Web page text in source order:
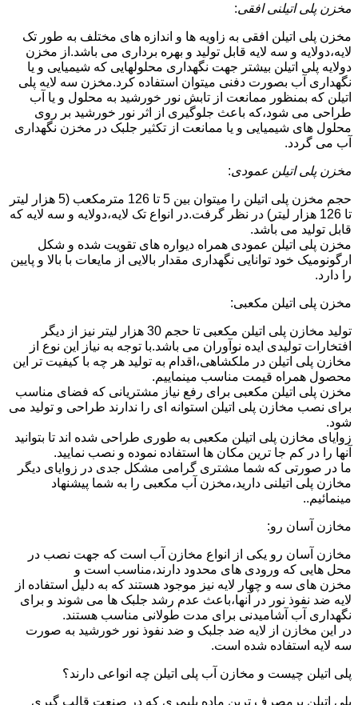
مخزن پلی اتیلنی افقی:
مخزن پلی اتیلن افقی به زاویه ها و اندازه های مختلف به طور تک
لایه،دولایه و سه لایه قابل تولید و بهره برداری می باشد.از مخزن
دولایه پلی اتیلن بیشتر جهت نگهداری محلولهایی که شیمیایی و یا
نگهداری آب بصورت دفنی میتوان استفاده کرد.مخزن سه لایه پلی
اتیلن که بمنظور ممانعت از تابش نور خورشید به محلول و یا آب
طراحی می شود،که باعث جلوگیری از اثر نور خورشید بر روی
محلول های شیمیایی و یا ممانعت از تکثیر جلبک در مخزن نگهداری
آب می گردد.
مخزن پلی اتیلن عمودی:
حجم مخزن پلی اتیلن را میتوان بین 5 تا 126 مترمکعب (5 هزار لیتر
تا 126 هزار لیتر) در نظر گرفت.در انواع تک لایه،دولایه و سه لایه که
قابل تولید می باشد.
مخزن پلی اتیلن عمودی همراه دیواره های تقویت شده و شکل
ارگونومیک خود توانایی نگهداری مقدار بالایی از مایعات با بالا و پایین
را دارد.
مخزن پلی اتیلن مکعبی:
تولید مخازن پلی اتیلن مکعبی تا حجم 30 هزار لیتر نیز از دیگر
افتخارات تولیدی ایده نوآوران می باشد.با توجه به نیاز این نوع از
مخازن پلی اتیلن در ملکشاهی،اقدام به تولید هر چه با کیفیت تر این
محصول همراه قیمت مناسب مینماییم.
مخزن پلی اتیلن مکعبی برای رفع نیاز مشتریانی که فضای مناسب
برای نصب مخازن پلی اتیلن استوانه ای را ندارند طراحی و تولید می
شود.
زوایای مخازن پلی اتیلن مکعبی به طوری طراحی شده اند تا بتوانید
آنها را در کم جا ترین مکان ها استفاده نموده و نصب نمایید.
ما در صورتی که شما مشتری گرامی مشکل جدی در زوایای دیگر
مخازن پلی اتیلنی دارید،مخزن آب مکعبی را به شما پیشنهاد
مینمائیم..
مخازن آسان رو:
مخازن آسان رو یکی از انواع مخازن آب است که جهت نصب در
محل هایی که ورودی های محدود دارند،مناسب است و
مخزن های سه و چهار لایه نیز موجود هستند که به دلیل استفاده از
لایه ضد نفوذ نور در آنها،باعث عدم رشد جلبک ها می شوند و برای
نگهداری آب آشامیدنی برای مدت طولانی مناسب هستند.
در این مخازن از لایه ضد جلبک و ضد نفوذ نور خورشید به صورت
سه لایه استفاده شده است.
پلی اتیلن چیست و مخازن آب پلی اتیلن چه انواعی دارند؟
پلی اتیلن پرمصرف ترین ماده پلیمری که در صنعت قالب گیری